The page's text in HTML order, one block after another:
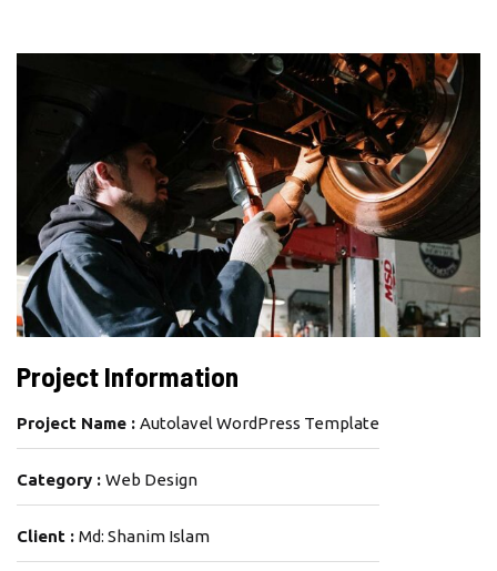
Project Information
Project Name : Autolavel WordPress Template
Category : Web Design
Client : Md: Shanim Islam